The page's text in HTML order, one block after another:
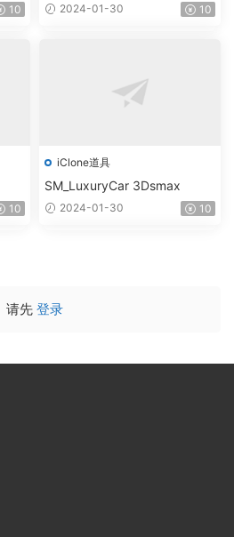
10 2024-01-30 10
10
iClone道具
SM_LuxuryCar 3Dsmax
2024-01-30 10
请先 登录